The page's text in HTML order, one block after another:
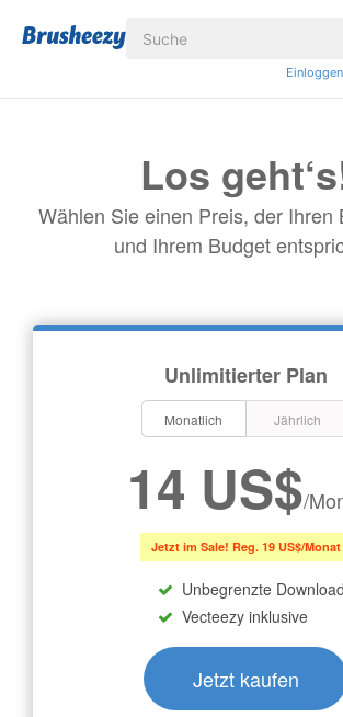
Einloggen
Los
Wählen Sie einen Preis, der Ihren
und Ihrem Budget
Unlimitierter Plan
Monatlich Jährlich
14 US$/
Jetzt im Sale! Reg. 19 US$/Monat
Unbegrenzte
Vecteezy inklusive
Jetzt kaufen